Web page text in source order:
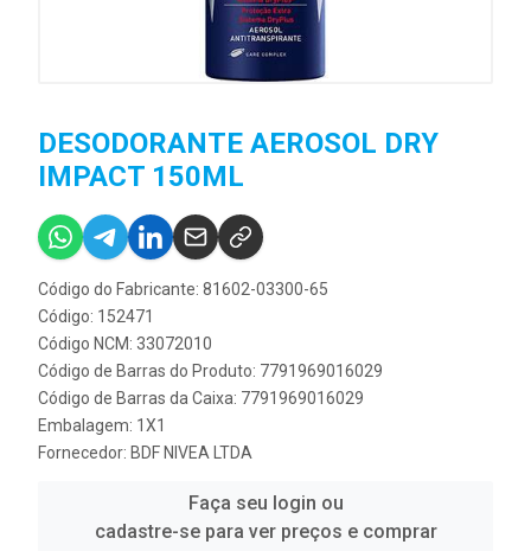
DESODORANTE AEROSOL DRY
IMPACT 150ML
Código do Fabricante: 81602-03300-65
Código: 152471
Código NCM: 33072010
Código de Barras do Produto: 7791969016029
Código de Barras da Caixa: 7791969016029
Embalagem: 1X1
Fornecedor: BDF NIVEA LTDA
Faça seu login ou
cadastre-se para ver preços e comprar